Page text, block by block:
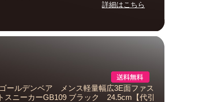
詳細はこちら
ールデンベア メンス軽量幅広3E面ファス
スニーカーGB109 ブラック 24.5cm【代引